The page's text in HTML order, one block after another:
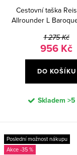
Cestovní taška
Allrounder L
1 275 Kč
956 Kč
DO KOŠÍKU
Skladem
Poslední možnost nákupu
-35 %